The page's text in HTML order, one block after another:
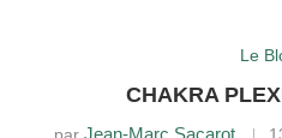
Le
CHAKRA
par Jean-Marc Sacarot